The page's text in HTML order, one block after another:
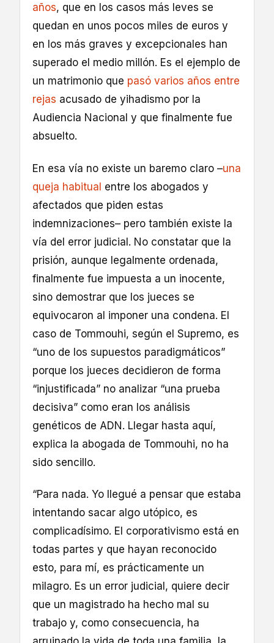
años, que en los casos más leves se
quedan en unos pocos miles de euros y
en los más graves y excepcionales han
superado el medio millón. Es el ejemplo de
un matrimonio que pasó varios años entre
rejas acusado de yihadismo por la
Audiencia Nacional y que finalmente fue
absuelto.
En esa vía no existe un baremo claro –una
queja habitual entre los abogados y
afectados que piden estas
indemnizaciones– pero también existe la
vía del error judicial. No constatar que la
prisión, aunque legalmente ordenada,
finalmente fue impuesta a un inocente,
sino demostrar que los jueces se
equivocaron al imponer una condena. El
caso de Tommouhi, según el Supremo, es
“uno de los supuestos paradigmáticos”
porque los jueces decidieron de forma
“injustificada” no analizar “una prueba
decisiva” como eran los análisis
genéticos de ADN. Llegar hasta aquí,
explica la abogada de Tommouhi, no ha
sido sencillo.
“Para nada. Yo llegué a pensar que estaba
intentando sacar algo utópico, es
complicadísimo. El corporativismo está en
todas partes y que hayan reconocido
esto, para mí, es prácticamente un
milagro. Es un error judicial, quiere decir
que un magistrado ha hecho mal su
trabajo y, como consecuencia, ha